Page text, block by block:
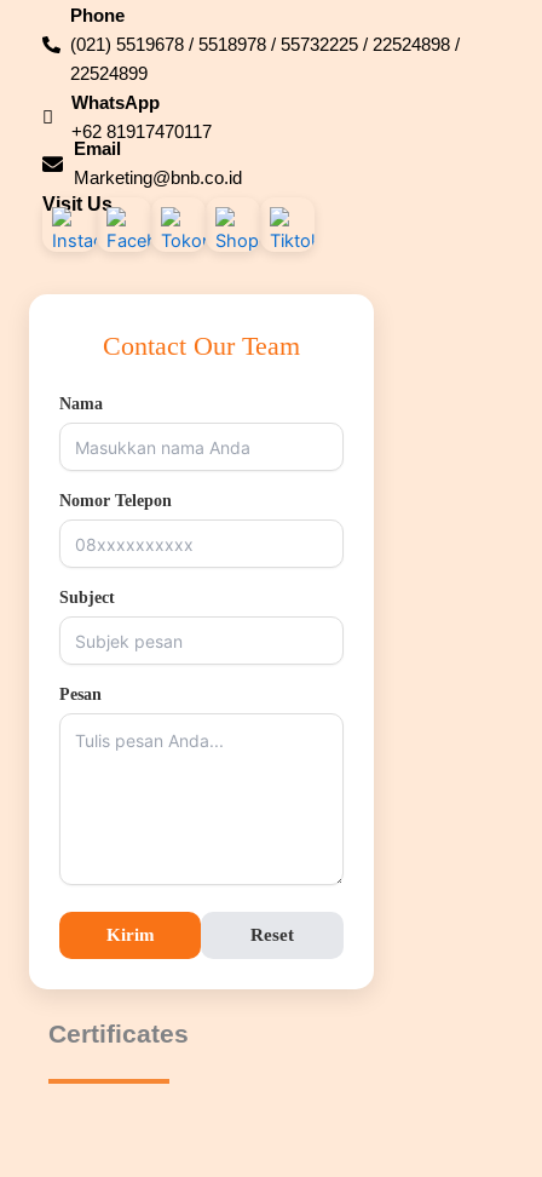
Phone
(021) 5519678 / 5518978 / 55732225 / 22524898 /
22524899
WhatsApp
+62 81917470117
Email
Marketing@bnb.co.id
Visit Us
Contact Our Team
Nama
Nomor Telepon
Subject
Pesan
Kirim Reset
Certificates